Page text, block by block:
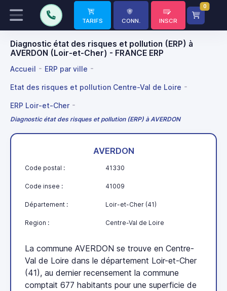
TARIFS CONN. INSCR
0
Diagnostic état des risques et pollution (ERP) à
AVERDON (Loir-et-Cher) - FRANCE ERP
Accueil ERP par ville
Etat des risques et pollution Centre-Val de Loire
ERP Loir-et-Cher
Diagnostic état des risques et pollution (ERP) à AVERDON
AVERDON
Code postal : 41330
Code insee : 41009
Département : Loir-et-Cher (41)
Region : Centre-Val de Loire
La commune AVERDON se trouve en Centre-
Val de Loire dans le département Loir-et-Cher
(41), au dernier recensement la commune
comptait 677 habitants pour une superficie de